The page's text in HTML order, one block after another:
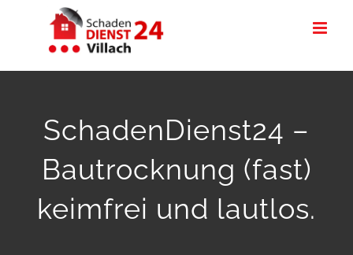
SchadenDienst24 –
Bautrocknung (fast)
keimfrei und lautlos.